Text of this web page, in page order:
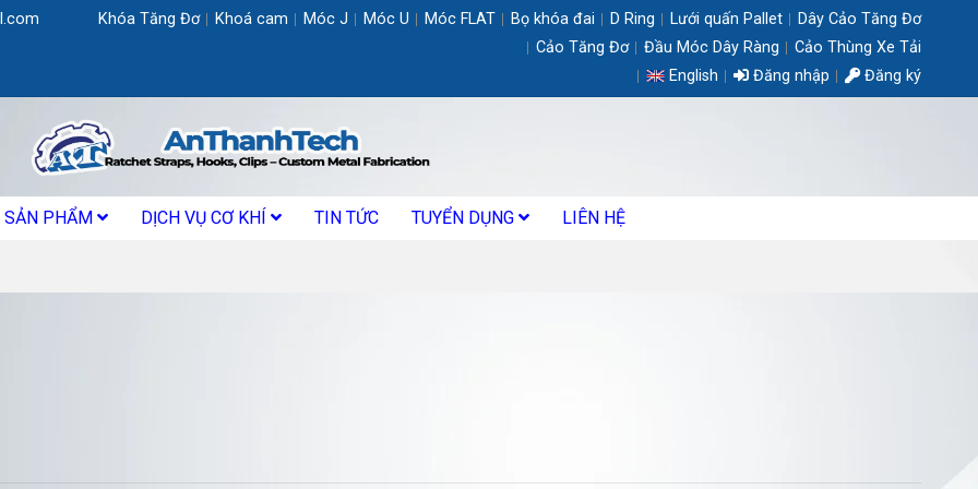
Khóa Tăng Đơ Khoá cam Móc J Móc U Móc FLAT Bọ khóa đai D Ring Lưới quấn Pallet
Dây Cảo Tăng Đơ
Cảo Tăng Đơ
Đầu Móc Dây Ràng
Cảo Thùng Xe Tải
English
Đăng nhập Đăng ký
SẢN PHẨM DỊCH VỤ CƠ KHÍ TIN TỨC TUYỂN DỤNG LIÊN HỆ